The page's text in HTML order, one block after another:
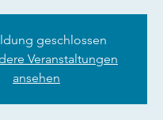
geschlossen
Veranstaltungen
ansehen